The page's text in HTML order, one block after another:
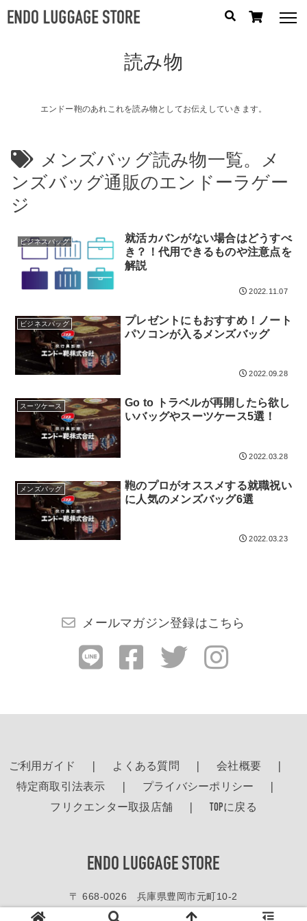
誕生日プレゼント
容量から探す
価格
円
〜
読み物
エンドー鞄のあれこれを読み物としてお伝えしていきます。
メンズバッグ読み物一覧。メ
ンズバッグ通販のエンドーラゲー
ジ
ビジネスバッグ
就活カバンがない場合はどうすべ
き？！代用できるものや注意点を
解説
2022.11.07
ビジネスバッグ
プレゼントにもおすすめ！ノート
パソコンが入るメンズバッグ
2022.09.28
スーツケース
Go to トラベルが再開したら欲し
いバッグやスーツケース5選！
2022.03.28
メンズバッグ
鞄のプロがオススメする就職祝い
に人気のメンズバッグ6選
2022.03.23
メールマガジン登録はこちら
ご利用ガイド よくある質問
会社概要
特定商取引法表示
プライバシーポリシー
フリクエンター取扱店舗
TOPに戻る
ENDO LUGGAGE STORE
〒 668-0026 兵庫県豊岡市元町10-2
0796-22-7156 FAX.0796-24-1296